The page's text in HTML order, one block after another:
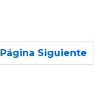
Página Siguiente